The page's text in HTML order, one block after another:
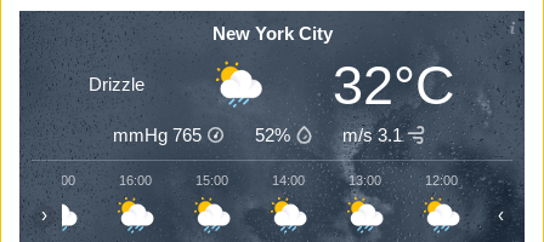
New York City
32°C
Drizzle
3.1 m/s
52%
765
mmHg
12:00
13:00
14:00
15:00
16:00
17:00
‹ ›